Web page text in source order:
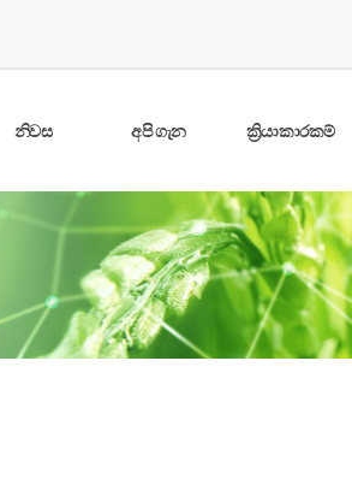
නිවස අපි ගැන ක්‍රියාකාරකම්